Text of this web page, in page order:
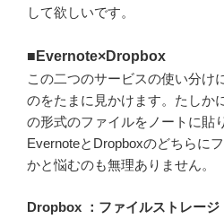
して欲しいです。
■Evernote×Dropbox
この二つのサービスの使い分け
のをたまに見かけます。たしか
の形式のファイルをノートに貼
EvernoteとDropboxのどちらに
かと悩むのも無理ありません。
Dropbox ：ファイルストレージ